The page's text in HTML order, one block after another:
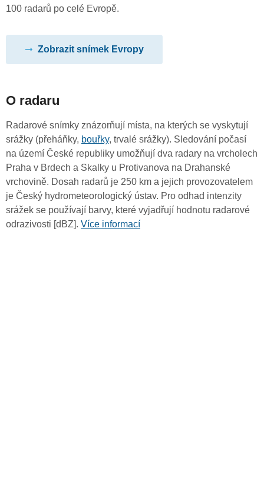
100 radarů po celé Evropě.
Zobrazit snímek Evropy
O radaru
Radarové snímky znázorňují místa, na kterých se vyskytují
srážky (přeháňky, bouřky, trvalé srážky). Sledování počasí
na území České republiky umožňují dva radary na vrcholech
Praha v Brdech a Skalky u Protivanova na Drahanské
vrchovině. Dosah radarů je 250 km a jejich provozovatelem
je Český hydrometeorologický ústav. Pro odhad intenzity
srážek se používají barvy, které vyjadřují hodnotu radarové
odrazivosti [dBZ]. Více informací